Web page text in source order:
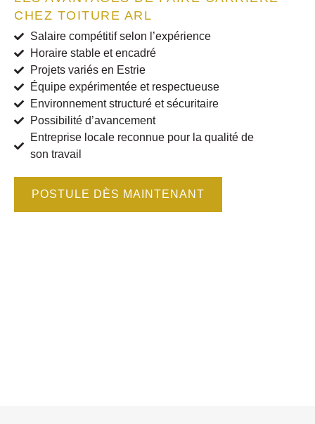
CHEZ TOITURE ARL
Salaire compétitif selon l’expérience
Horaire stable et encadré
Projets variés en Estrie
Équipe expérimentée et respectueuse
Environnement structuré et sécuritaire
Possibilité d’avancement
Entreprise locale reconnue pour la qualité de
son travail
POSTULE DÈS MAINTENANT